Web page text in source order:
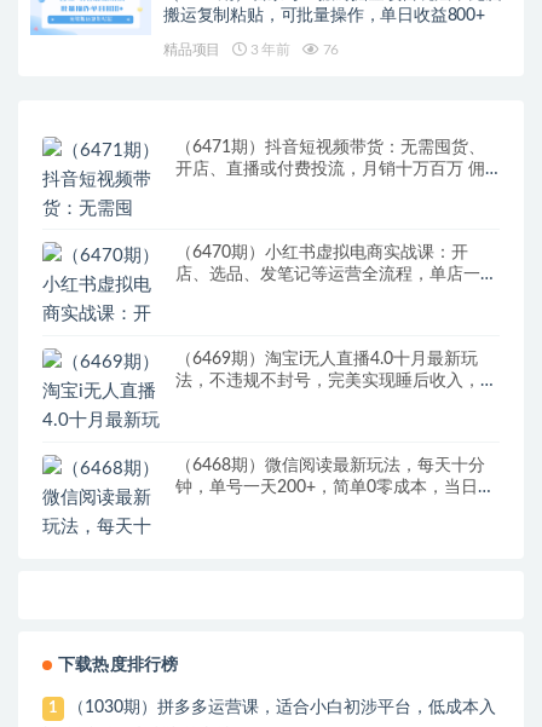
搬运复制粘贴，可批量操作，单日收益800+
精品项目 3 年前 76
（6471期）抖音短视频带货：无需囤货、
开店、直播或付费投流，月销十万百万 佣
（6470期）小红书虚拟电商实战课：开
店、选品、发笔记等运营全流程，单店一天
（6469期）淘宝i无人直播4.0十月最新玩
法，不违规不封号，完美实现睡后收入，日
（6468期）微信阅读最新玩法，每天十分
钟，单号一天200+，简单0零成本，当日提
下载热度排行榜
1
（1030期）拼多多运营课，适合小白初涉平台，低成本入